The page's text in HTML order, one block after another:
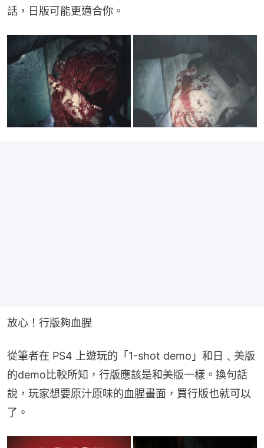
話，日版可能更適合你。
放心！行版夠血腥
從筆者在 PS4 上遊玩的「1-shot demo」和日﹑美版
的demo比較所知，行版應該是和美版一樣。換句話
說，玩家想要原汁原味的血腥畫面，買行版也就可以
了。